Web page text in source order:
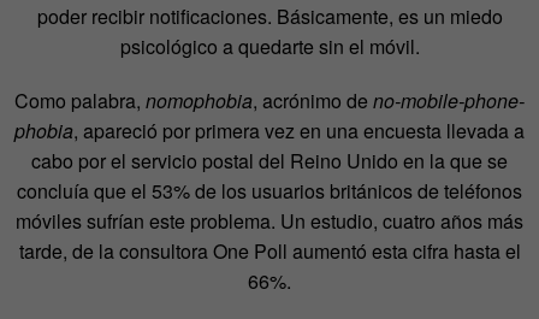
poder recibir notificaciones. Básicamente, es un miedo
psicológico a quedarte sin el móvil.
Como palabra, nomophobia, acrónimo de no-mobile-phone-
phobia, apareció por primera vez en una encuesta llevada a
cabo por el servicio postal del Reino Unido en la que se
concluía que el 53% de los usuarios británicos de teléfonos
móviles sufrían este problema. Un estudio, cuatro años más
tarde, de la consultora One Poll aumentó esta cifra hasta el
66%.